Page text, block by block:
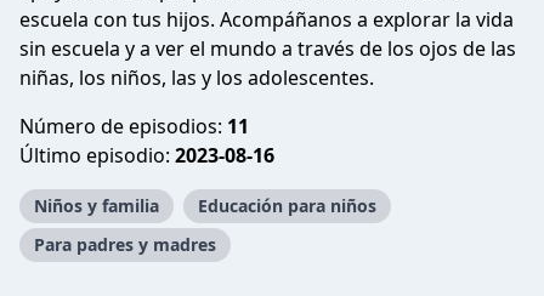
escuela con tus hijos. Acompáñanos a explorar la vida
sin escuela y a ver el mundo a través de los ojos de las
niñas, los niños, las y los adolescentes.
Número de episodios: 11
Último episodio: 2023-08-16
Niños y familia
Educación para niños
Para padres y madres